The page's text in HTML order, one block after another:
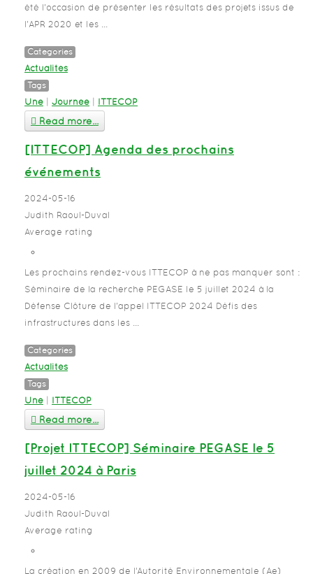
été l'occasion de présenter les résultats des projets issus de
l'APR 2020 et les ...
Categories
Actualités
Tags
Une Journée ITTECOP
Read more...
[ITTECOP] Agenda des prochains
événements
2024-05-16
Judith Raoul-Duval
Average rating
Les prochains rendez-vous ITTECOP à ne pas manquer sont :
Séminaire de la recherche PEGASE le 5 juillet 2024 à la
Défense Clôture de l'appel ITTECOP 2024 Défis des
infrastructures dans les ...
Categories
Actualités
Tags
Une ITTECOP
Read more...
[Projet ITTECOP] Séminaire PEGASE le 5
juillet 2024 à Paris
2024-05-16
Judith Raoul-Duval
Average rating
La création en 2009 de l’Autorité Environnementale (Ae)